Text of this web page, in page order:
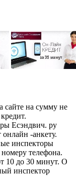
сайте на сумму не
Есэндвич. ру
-анкету.
инспекторы
телефона.
10 до 30 минут. О
инспектор